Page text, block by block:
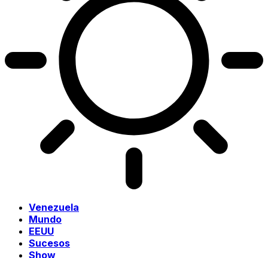
Venezuela
Mundo
EEUU
Sucesos
Show